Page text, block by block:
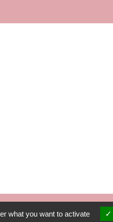
what you want to activate